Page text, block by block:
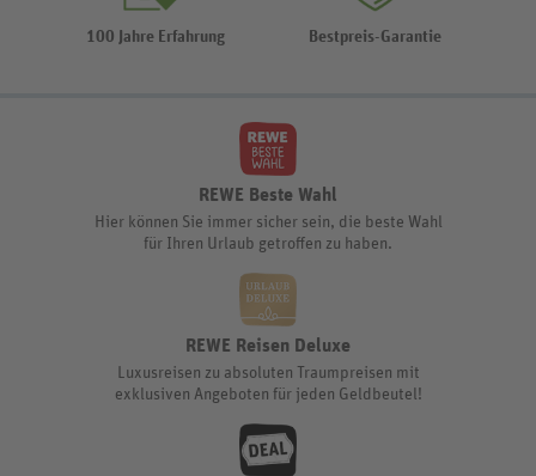
100 Jahre Erfahrung Bestpreis-Garantie
REWE Beste Wahl
Hier können Sie immer sicher sein, die beste Wahl
für Ihren Urlaub getroffen zu haben.
REWE Reisen Deluxe
Luxusreisen zu absoluten Traumpreisen mit
exklusiven Angeboten für jeden Geldbeutel!